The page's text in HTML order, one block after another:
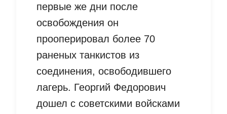
первые же дни после
освобождения он
прооперировал более 70
раненых танкистов из
соединения, освободившего
лагерь. Георгий Федорович
дошел с советскими войсками